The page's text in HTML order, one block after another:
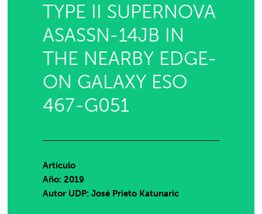
TYPE II SUPERNOVA
ASASSN-14JB IN
THE NEARBY EDGE-
ON GALAXY ESO
467-G051
Artículo
Año: 2019
Autor UDP:José Prieto Katunaric